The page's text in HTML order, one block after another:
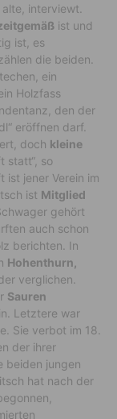
interviewt.
ist und
ist, es
die beiden.
ein
Holzfass
den der
eröffnen darf.
doch kleine
statt“, so
ist jener Verein im
ist Mitglied
gehört
auch schon
berichten. In
Hohenthurn,
verglichen.
Sauren
Letztere war
Sie verbot im 18.
der ihrer
beiden jungen
hat nach der